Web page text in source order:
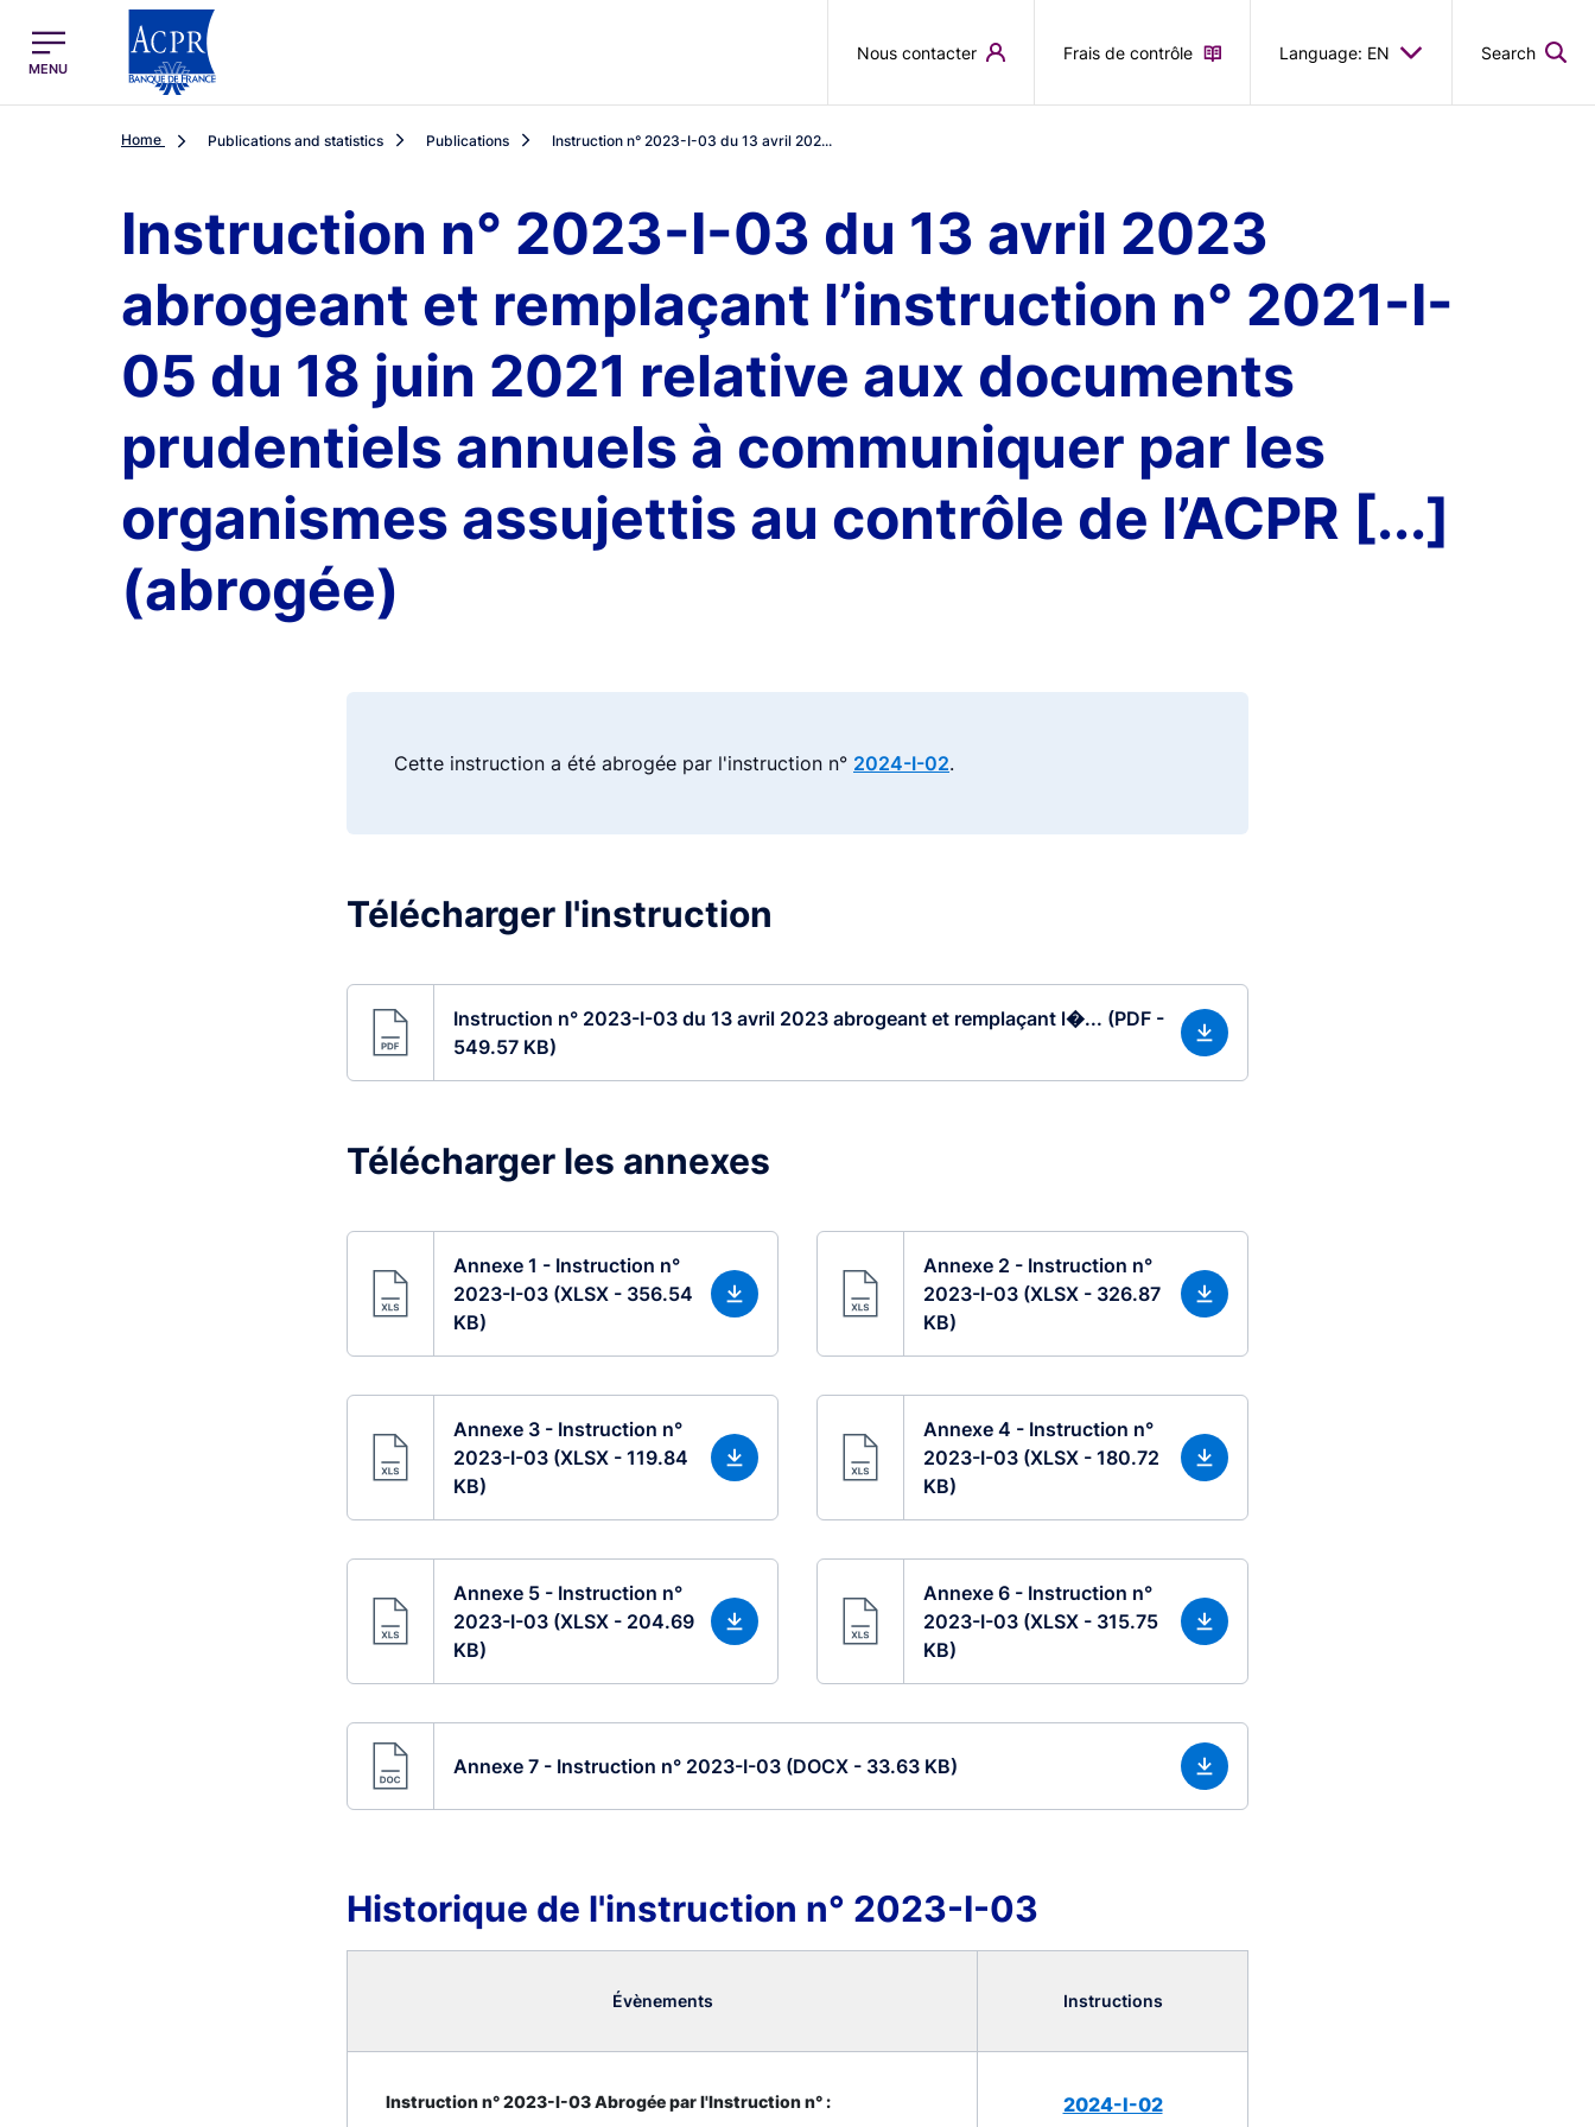
ACPR Menu Principal (English)
MENU
Nous contacter Frais de contrôle Language: EN Search
Home Publications and statistics Publications Instruction n° 2023-I-03 du 13 avril 202...
Instruction n° 2023-I-03 du 13 avril 2023
abrogeant et remplaçant l’instruction n° 2021-I-
05 du 18 juin 2021 relative aux documents
prudentiels annuels à communiquer par les
organismes assujettis au contrôle de l’ACPR [...]
(abrogée)
Cette instruction a été abrogée par l'instruction n° 2024-I-02.
Télécharger l'instruction
Instruction n° 2023-I-03 du 13 avril 2023 abrogeant et remplaçant l�... (PDF -
549.57 KB)
Télécharger les annexes
Annexe 1 - Instruction n°
2023-I-03 (XLSX - 356.54
KB)
Annexe 2 - Instruction n°
2023-I-03 (XLSX - 326.87
KB)
Annexe 3 - Instruction n°
2023-I-03 (XLSX - 119.84
KB)
Annexe 4 - Instruction n°
2023-I-03 (XLSX - 180.72
KB)
Annexe 5 - Instruction n°
2023-I-03 (XLSX - 204.69
KB)
Annexe 6 - Instruction n°
2023-I-03 (XLSX - 315.75
KB)
Annexe 7 - Instruction n° 2023-I-03 (DOCX - 33.63 KB)
Historique de l'instruction n° 2023-I-03
Évènements Instructions
Instruction n° 2023-I-03 Abrogée par l'Instruction n° : 2024-I-02